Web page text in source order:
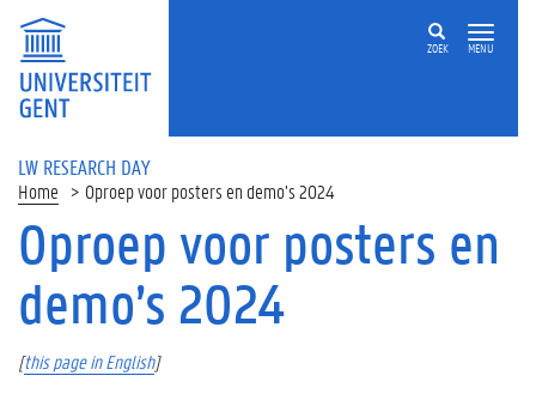
ZOEK MENU
LW RESEARCH DAY
Home Oproep voor posters en demo’s 2024
Op
deze
pagina
r
Oproep voor posters en
demo’s 2024
[this page in English]